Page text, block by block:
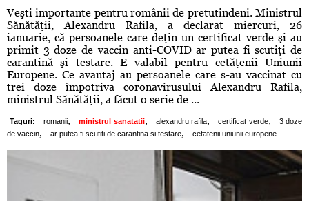
Veşti importante pentru românii de pretutindeni. Ministrul
Sănătăţii, Alexandru Rafila, a declarat miercuri, 26
ianuarie, că persoanele care deţin un certificat verde şi au
primit 3 doze de vaccin anti-COVID ar putea fi scutiţi de
carantină şi testare. E valabil pentru cetăţenii Uniunii
Europene. Ce avantaj au persoanele care s-au vaccinat cu
trei doze împotriva coronavirusului Alexandru Rafila,
ministrul Sănătăţii, a făcut o serie de ...
Taguri: romanii, ministrul sanatatii, alexandru rafila, certificat verde,
3 doze
de vaccin, ar putea fi scutiti de carantina si testare, cetatenii uniunii europene